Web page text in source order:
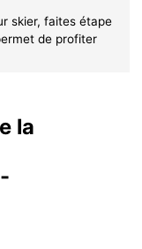
skier, faites étape
de profiter
la